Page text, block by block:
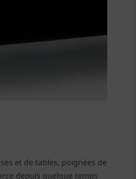
et de tables, poignées de